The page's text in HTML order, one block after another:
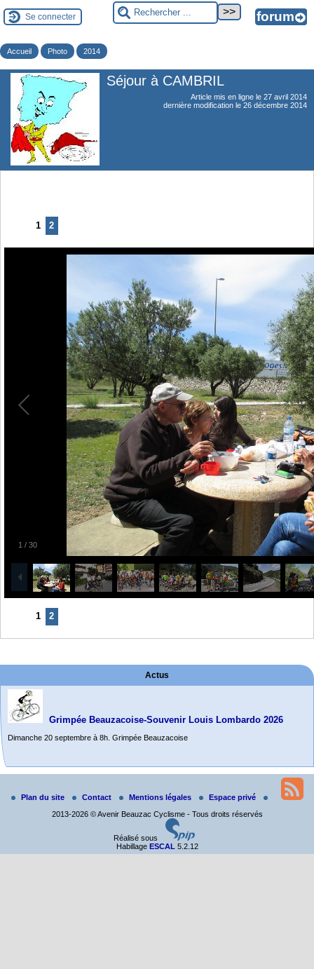
Se connecter
Accueil Photo 2014
Séjour à CAMBRIL
Article mis en ligne le 27 avril 2014
dernière modification le 26 décembre 2014
1 2
1 / 30
1 2
Actus
Grimpée Beauzacoise-Souvenir Louis Lombardo 2026
Dimanche 20 septembre à 8h. Grimpée Beauzacoise
Randonnée itinérante dans l’Aveyron.
Du 19 au 21 juin
Plan du site Contact Mentions légales
Espace privé
2013-2026 © Avenir Beauzac Cyclisme - Tous droits réservés
Réalisé sous
Habillage ESCAL5.2.12